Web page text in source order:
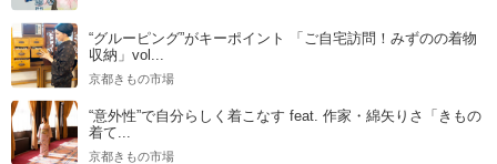
“グルーピング”がキーポイント 「ご自宅訪問！みずのの着物
収納」vol...
京都きもの市場
“意外性”で自分らしく着こなす feat. 作家・綿矢りさ「きもの
着て...
京都きもの市場